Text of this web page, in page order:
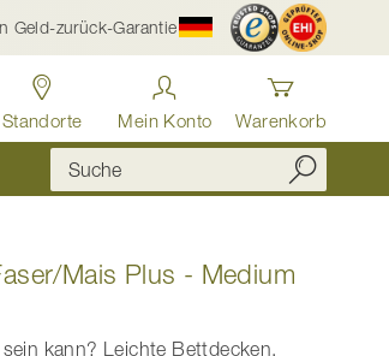
Geld-zurück-Garantie
Standorte Mein Konto Warenkorb
Mais Plus - Medium
kann? Leichte Bettdecken,